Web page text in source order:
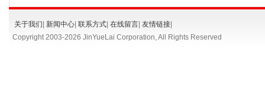
关于我们 新闻中心 联系方式 在线留言 友情链接
Copyright 2003-2026 JinYueLai Corporation, All Rights Reserved